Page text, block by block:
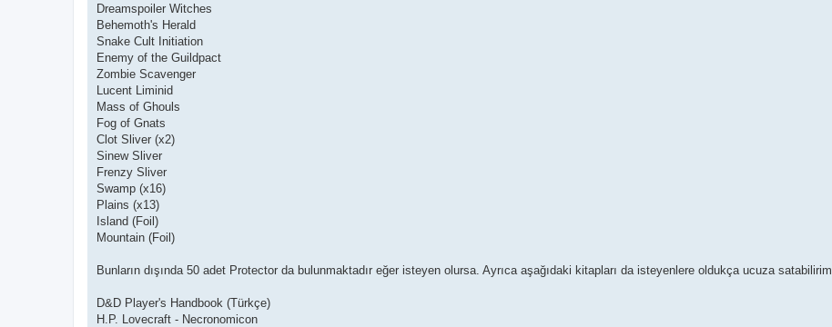
Dreamspoiler Witches
Behemoth's Herald
Snake Cult Initiation
Enemy of the Guildpact
Zombie Scavenger
Lucent Liminid
Mass of Ghouls
Fog of Gnats
Clot Sliver (x2)
Sinew Sliver
Frenzy Sliver
Swamp (x16)
Plains (x13)
Island (Foil)
Mountain (Foil)
Bunların dışında 50 adet Protector da bulunmaktadır eğer isteyen olursa. Ayrıca aşağıdaki kitapları da isteyenlere oldukça ucuza satabilirim.
D&D Player's Handbook (Türkçe)
H.P. Lovecraft - Necronomicon